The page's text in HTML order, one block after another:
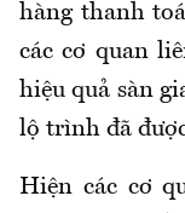
hàng thanh
các cơ quan
hiệu quả sàn
lộ trình đã
Hiện các cơ